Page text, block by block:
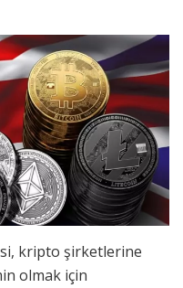
kripto şirketlerine
olmak için